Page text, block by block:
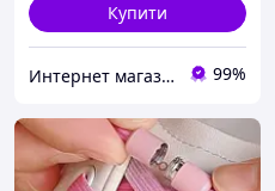
Купити
Интернет магазин GoGoShop 99%